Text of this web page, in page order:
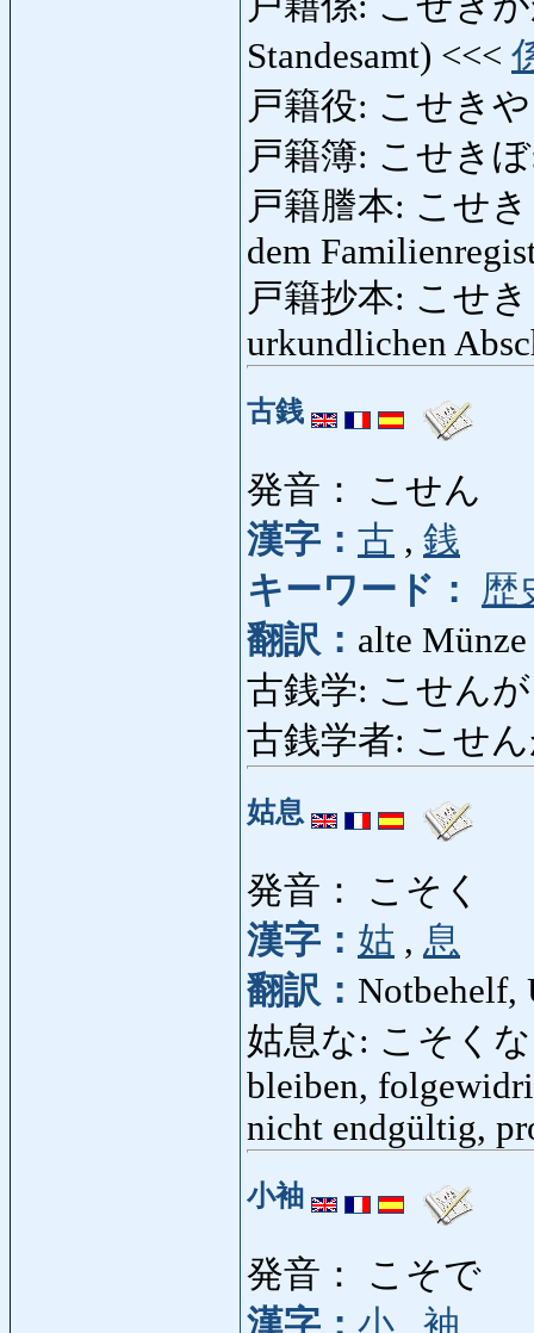
Standesamt) <<<
戸籍役: こせき
戸籍簿: こせき
戸籍謄本: こせ
dem
戸籍抄本: こせ
urkundlichen
古銭
発音： こせん
漢字： 古 , 銭
キーワード：
歴
翻訳： alte Münze
古銭学: こせん
古銭学者: こせ
姑息
発音： こそく
漢字： 姑 , 息
翻訳： Notbehelf,
姑息な: こそくな
bleiben,
nicht endgültig,
小袖
発音： こそで
漢字： 小 袖